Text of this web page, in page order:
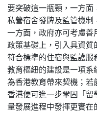
要突破這一瓶頸，一方
私營宿舍發牌及監管機
一方面，政府亦可考慮
政策基礎上，引入具資
符合標準的住宿與監護服
教育樞紐的建設是一項系
為香港教育帶來契機；若
香港便可進一步鞏固「
量發展進程中發揮更實在